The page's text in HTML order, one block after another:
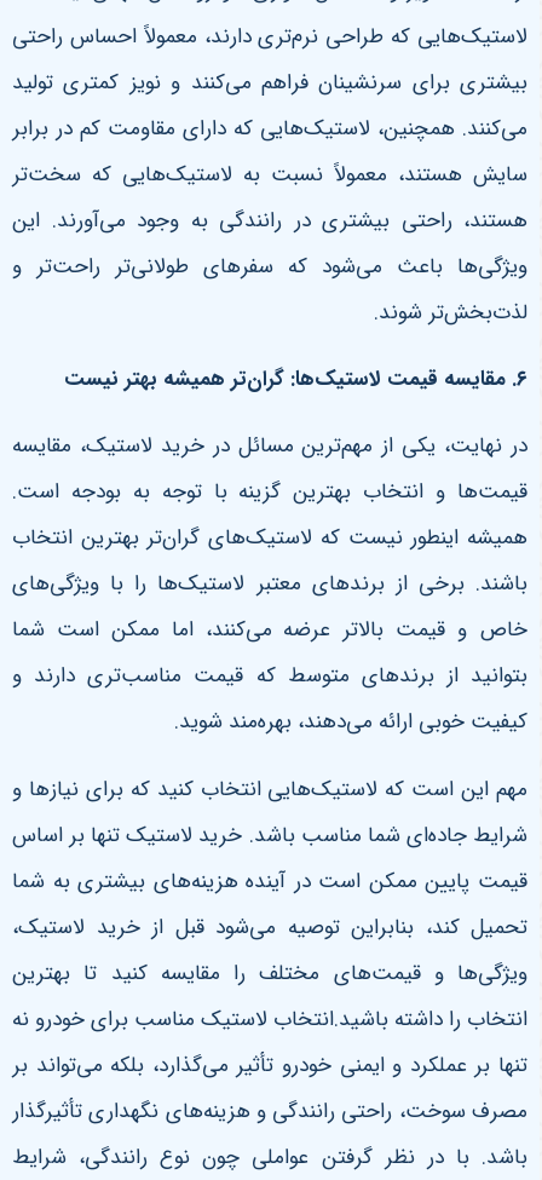
لاستیک‌هایی که طراحی نرم‌تری دارند، معمولاً احساس راحتی
بیشتری برای سرنشینان فراهم می‌کنند و نویز کمتری تولید
می‌کنند. همچنین، لاستیک‌هایی که دارای مقاومت کم در برابر
سایش هستند، معمولاً نسبت به لاستیک‌هایی که سخت‌تر
هستند، راحتی بیشتری در رانندگی به وجود می‌آورند. این
ویژگی‌ها باعث می‌شود که سفرهای طولانی‌تر راحت‌تر و
لذت‌بخش‌تر شوند.
۶. مقایسه قیمت لاستیک‌ها: گران‌تر همیشه بهتر نیست
در نهایت، یکی از مهم‌ترین مسائل در خرید لاستیک، مقایسه
قیمت‌ها و انتخاب بهترین گزینه با توجه به بودجه است.
همیشه اینطور نیست که لاستیک‌های گران‌تر بهترین انتخاب
باشند. برخی از برندهای معتبر لاستیک‌ها را با ویژگی‌های
خاص و قیمت بالاتر عرضه می‌کنند، اما ممکن است شما
بتوانید از برندهای متوسط که قیمت مناسب‌تری دارند و
کیفیت خوبی ارائه می‌دهند، بهره‌مند شوید.
مهم این است که لاستیک‌هایی انتخاب کنید که برای نیازها و
شرایط جاده‌ای شما مناسب باشد. خرید لاستیک تنها بر اساس
قیمت پایین ممکن است در آینده هزینه‌های بیشتری به شما
تحمیل کند، بنابراین توصیه می‌شود قبل از خرید لاستیک،
ویژگی‌ها و قیمت‌های مختلف را مقایسه کنید تا بهترین
انتخاب را داشته باشید.انتخاب لاستیک مناسب برای خودرو نه
تنها بر عملکرد و ایمنی خودرو تأثیر می‌گذارد، بلکه می‌تواند بر
مصرف سوخت، راحتی رانندگی و هزینه‌های نگهداری تأثیرگذار
باشد. با در نظر گرفتن عواملی چون نوع رانندگی، شرایط